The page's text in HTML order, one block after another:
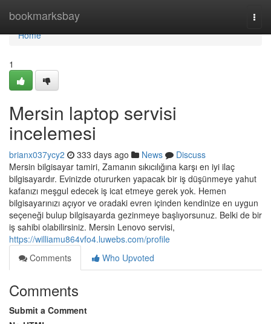
bookmarksbay
Home
Home
1
Mersin laptop servisi
incelemesi
brianx037ycy2 333 days ago News
Discuss
Mersin bilgisayar tamiri, Zamanın sıkıcılığına karşı en iyi ilaç
bilgisayardır. Evinizde otururken yapacak bir iş düşünmeye yahut
kafanızı meşgul edecek iş icat etmeye gerek yok. Hemen
bilgisayarınızı açıyor ve oradaki evren içinden kendinize en uygun
seçeneği bulup bilgisayarda gezinmeye başlıyorsunuz. Belki de bir
iş sahibi olabilirsiniz. Mersin Lenovo servisi,
https://williamu864vfo4.luwebs.com/profile
Comments
Who Upvoted
Comments
Submit a Comment